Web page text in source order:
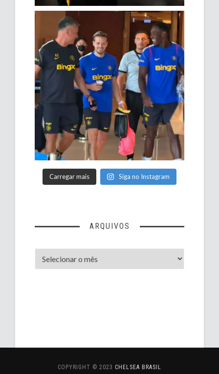
Carregar mais Siga no Instagram
ARQUIVOS
COPYRIGHT © 2023 CHELSEA BRASIL